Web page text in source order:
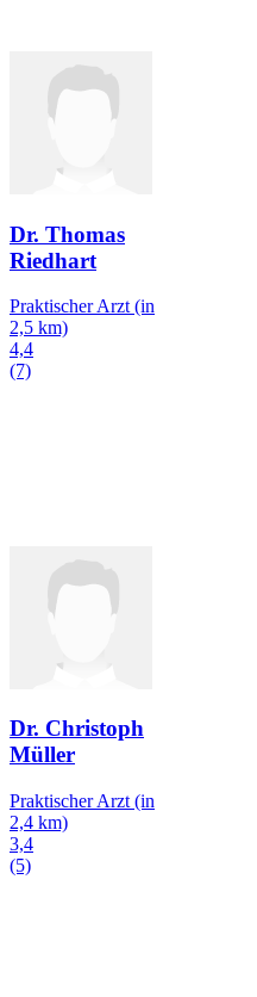
Dr. Thomas
Riedhart
Praktischer Arzt (in
2,5 km)
4,4
(7)
Dr. Christoph
Müller
Praktischer Arzt (in
2,4 km)
3,4
(5)